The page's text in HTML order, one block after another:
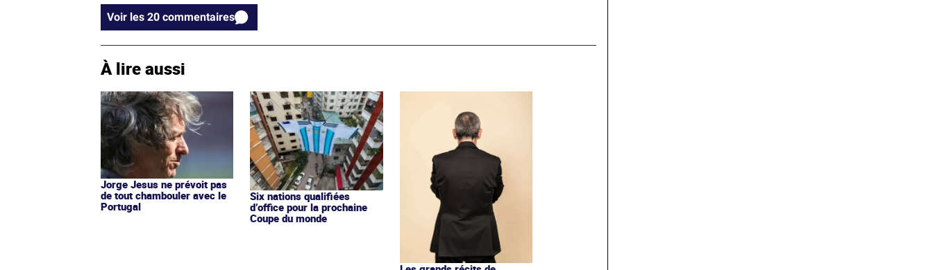
Voir les 20 commentaires
À lire aussi
Jorge Jesus ne prévoit pas
de tout chambouler avec le
Portugal
Six nations qualifiées
d’office pour la prochaine
Coupe du monde